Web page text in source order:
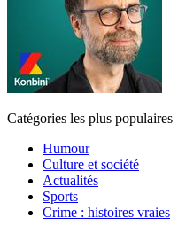
Catégories les plus populaires
Humour
Culture et société
Actualités
Sports
Crime : histoires vraies